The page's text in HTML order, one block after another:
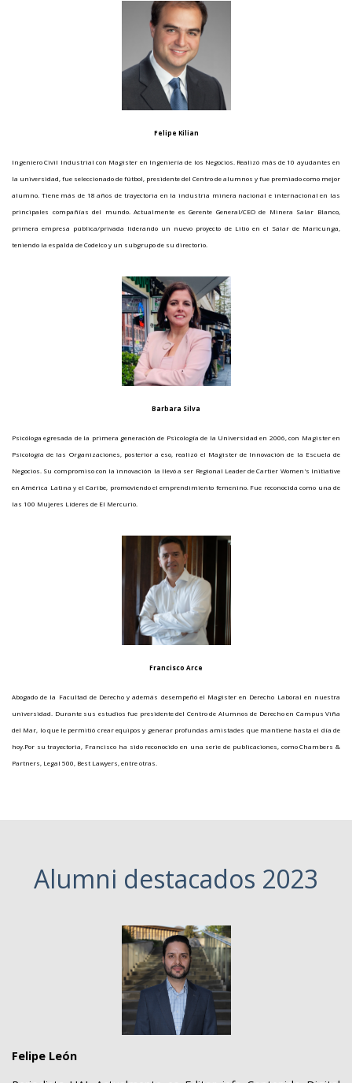
Felipe Kilian
Ingeniero Civil Industrial con Magister en Ingeniería de los Negocios. Realizó más de 10 ayudantes en
la universidad, fue seleccionado de fútbol, presidente del Centro de alumnos y fue premiado como mejor
alumno. Tiene más de 18 años de trayectoria en la industria minera nacional e internacional en las
principales compañías del mundo. Actualmente es Gerente General/CEO de Minera Salar Blanco,
primera empresa pública/privada liderando un nuevo proyecto de Litio en el Salar de Maricunga,
teniendo la espalda de Codelco y un subgrupo de su directorio.
Barbara Silva
Psicóloga egresada de la primera generación de Psicología de la Universidad en 2006, con Magister en
Psicología de las Organizaciones, posterior a eso, realizó el Magister de Innovación de la Escuela de
Negocios. Su compromiso con la innovación la llevó a ser Regional Leader de Cartier Women's Initiative
en América Latina y el Caribe, promoviendo el emprendimiento femenino. Fue reconocida como una de
las 100 Mujeres Líderes de El Mercurio.
Francisco Arce
Abogado de la Facultad de Derecho y además desempeñó el Magister en Derecho Laboral en nuestra
universidad. Durante sus estudios fue presidente del Centro de Alumnos de Derecho en Campus Viña
del Mar, lo que le permitió crear equipos y generar profundas amistades que mantiene hasta el día de
hoy. Por su trayectoria, Francisco ha sido reconocido en una serie de publicaciones, como Chambers &
Partners, Legal 500, Best Lawyers, entre otras.
Alumni destacados 2023
Felipe León